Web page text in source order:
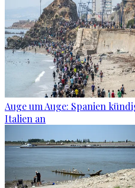
Auge um Auge: Spanien
Italien an